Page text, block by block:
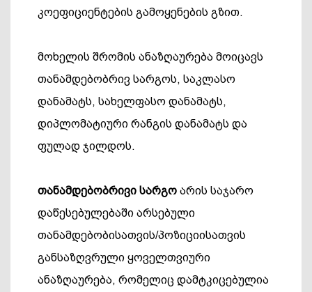
კოეფიციენტების გამოყენების გზით.
მოხელის შრომის ანაზღაურება მოიცავს
თანამდებობრივ სარგოს, საკლასო
დანამატს, სახელფასო დანამატს,
დიპლომატიური რანგის დანამატს და
ფულად ჯილდოს.
თანამდებობრივი სარგო არის საჯარო
დაწესებულებაში არსებული
თანამდებობისათვის/პოზიციისათვის
განსაზღვრული ყოველთვიური
ანაზღაურება, რომელიც დამტკიცებულია